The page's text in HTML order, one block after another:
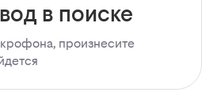
в поиске
произнесите